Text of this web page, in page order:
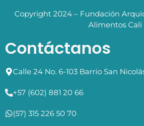
Copyright 2024 – Fundación
Alimentos Cali
Contáctanos
Calle 24 No. 6-103 Barrio San
+57 (602) 881 20 66
(57) 315 226 50 70